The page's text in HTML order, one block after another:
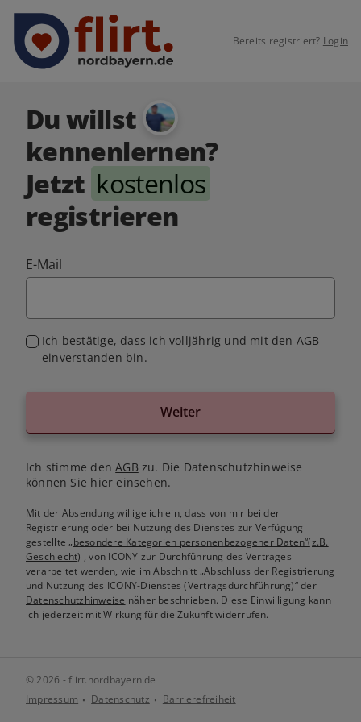
Bereits registriert? Login
Du willst
kennenlernen?
Jetzt kostenlos
registrieren
E-Mail
Ich bestätige, dass ich volljährig und mit den AGB
einverstanden bin.
Weiter
Ich stimme denAGB zu. Die Datenschutzhinweise
können Sie hier einsehen.
Mit der Absendung willige ich ein, dass von mir bei der
Registrierung oder bei Nutzung des Dienstes zur Verfügung
gestellte„besondere Kategorien personenbezogener Daten“(z.B.
Geschlecht) , von ICONY zur Durchführung des Vertrages
verarbeitet werden, wie im Abschnitt „Abschluss der Registrierung
und Nutzung des ICONY-Dienstes (Vertragsdurchführung)“ der
Datenschutzhinweise näher beschrieben. Diese Einwilligung kann
ich jederzeit mit Wirkung für die Zukunft widerrufen.
© 2026 - flirt.nordbayern.de
Impressum
Datenschutz Barrierefreiheit